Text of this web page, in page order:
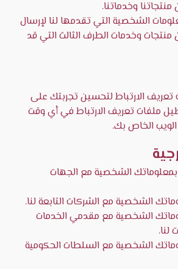
وخدماتنا.
الشخصية التي تقدمها لنا لإرسال
وخدمات الطرف الثالث التي قد
الارتباط لتحسين تجربتك على
ملفات تعريف الارتباط في أي وقت
الخاص بك.
بمعلوماتك الشخصية مع الجهات
الشخصية مع الشركات التابعة لنا.
الشخصية مع مقدمي الخدمات
لنا.
الشخصية مع السلطات الحكومية